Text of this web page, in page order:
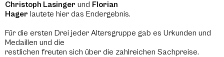
Christoph Lasinger und Florian
Hager lautete hier das Endergebnis.
Für die ersten Drei jeder Altersgruppe gab es Urkunden und
Medaillen und die
restlichen freuten sich über die zahlreichen Sachpreise.